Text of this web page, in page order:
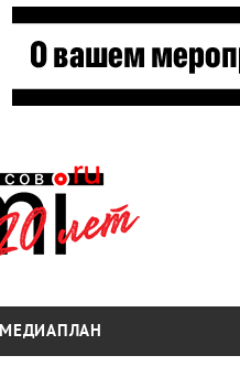
МЕДИАПЛАН